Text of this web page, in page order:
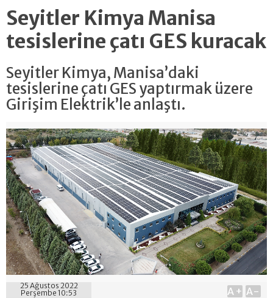
Seyitler Kimya Manisa
tesislerine çatı GES kuracak
Seyitler Kimya, Manisa’daki
tesislerine çatı GES yaptırmak üzere
Girişim Elektrik’le anlaştı.
25 Ağustos 2022
Perşembe 10:53
A+ A-